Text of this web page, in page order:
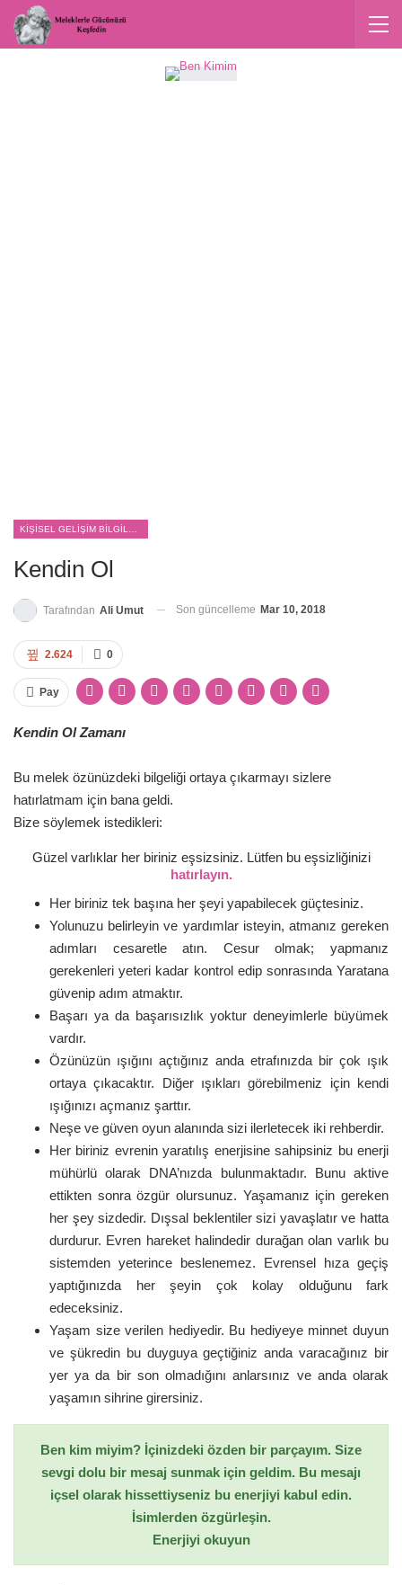
Kendin Ol
Tarafından Ali Umut Son güncelleme Mar 10, 2018
0
2.624
Pay
Kendin Ol Zamanı
Bu melek özünüzdeki bilgeliği ortaya çıkarmayı sizlere
hatırlatmam için bana geldi.
Bize söylemek istedikleri:
Güzel varlıklar her biriniz eşsizsiniz. Lütfen bu eşsizliğinizi
hatırlayın.
Her biriniz tek başına her şeyi yapabilecek güçtesiniz.
Yolunuzu belirleyin ve yardımlar isteyin, atmanız gereken
adımları cesaretle atın. Cesur olmak; yapmanız
gerekenleri yeteri kadar kontrol edip sonrasında Yaratana
güvenip adım atmaktır.
Başarı ya da başarısızlık yoktur deneyimlerle büyümek
vardır.
Özünüzün ışığını açtığınız anda etrafınızda bir çok ışık
ortaya çıkacaktır. Diğer ışıkları görebilmeniz için kendi
ışığınızı açmanız şarttır.
Neşe ve güven oyun alanında sizi ilerletecek iki rehberdir.
Her biriniz evrenin yaratılış enerjisine sahipsiniz bu enerji
mühürlü olarak DNA’nızda bulunmaktadır. Bunu aktive
ettikten sonra özgür olursunuz. Yaşamanız için gereken
her şey sizdedir. Dışsal beklentiler sizi yavaşlatır ve hatta
durdurur. Evren hareket halindedir durağan olan varlık bu
sistemden yeterince beslenemez. Evrensel hıza geçiş
yaptığınızda her şeyin çok kolay olduğunu fark
edeceksiniz.
Yaşam size verilen hediyedir. Bu hediyeye minnet duyun
ve şükredin bu duyguya geçtiğiniz anda varacağınız bir
yer ya da bir son olmadığını anlarsınız ve anda olarak
yaşamın sihrine girersiniz.
Ben kim miyim? İçinizdeki özden bir parçayım. Size
sevgi dolu bir mesaj sunmak için geldim. Bu mesajı
içsel olarak hissettiyseniz bu enerjiyi kabul edin.
İsimlerden özgürleşin.
Enerjiyi okuyun